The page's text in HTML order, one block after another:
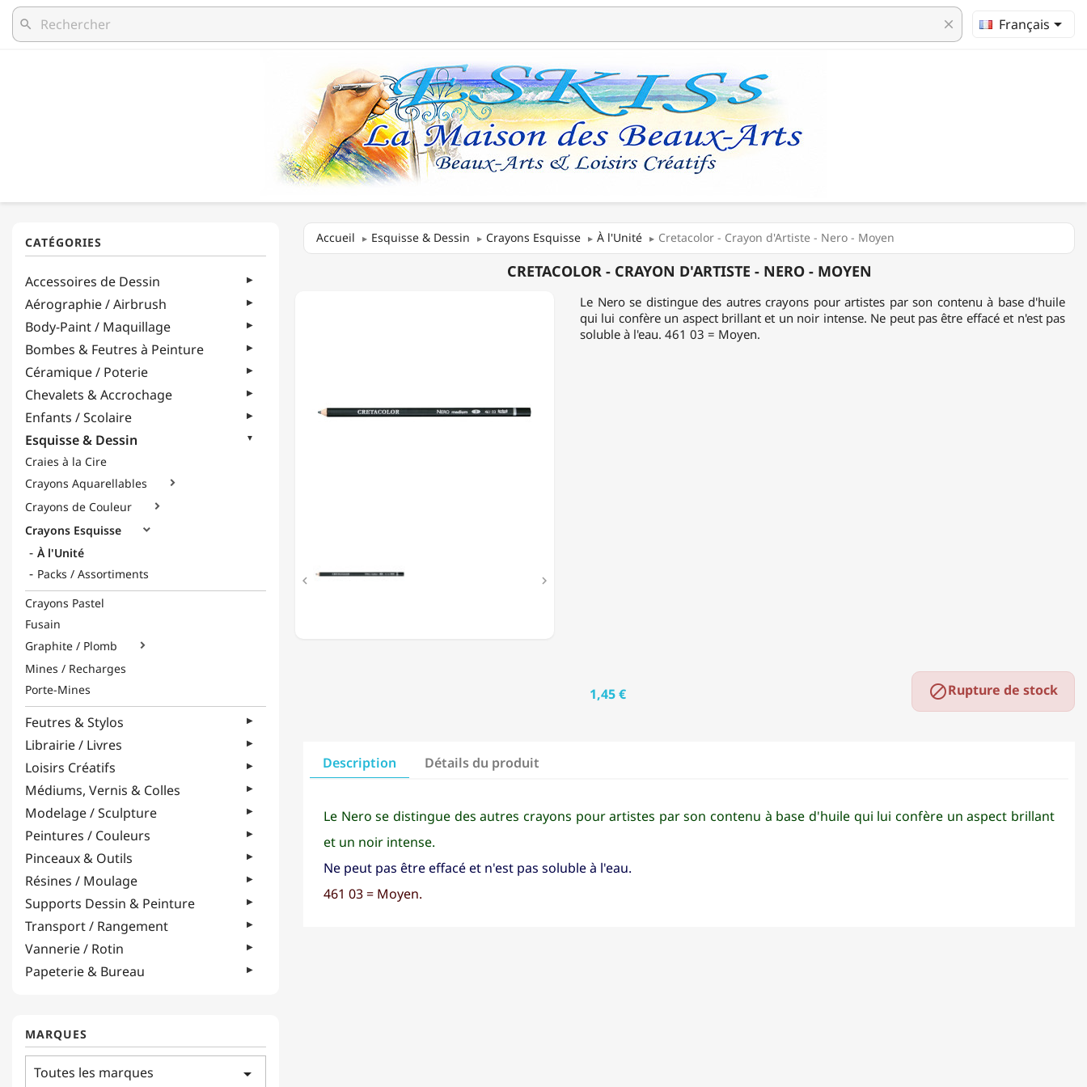
search clear Français
Accessoires de Dessin
Aérographie / Airbrush
Body-Paint / Maquillage
Bombes & Feutres à Peinture
Céramique / Poterie
Chevalets & Accrochage
Enfants / Scolaire
Esquisse & Dessin
Craies à la Cire
Crayons Aquarellables

Crayons de Couleur 
Crayons Esquisse 
À l'Unité
Packs / Assortiments
Crayons Pastel
Fusain
Graphite / Plomb

Mines / Recharges
Porte-Mines
Feutres & Stylos
Librairie / Livres
Loisirs Créatifs
Médiums, Vernis & Colles
Modelage / Sculpture
Peintures / Couleurs
Pinceaux & Outils
Résines / Moulage
Supports Dessin & Peinture
Transport / Rangement
Vannerie / Rotin
Papeterie & Bureau
MARQUES
Toutes les marques arrow_drop_down
Accueil Esquisse & Dessin Crayons Esquisse À l'Unité Cretacolor - Crayon d'Artiste - Nero - Moyen
CRETACOLOR - CRAYON D'ARTISTE - NERO - MOYEN
 
Le Nero se distingue des autres crayons pour artistes par son contenu à base d'huile
qui lui confère un aspect brillant et un noir intense. Ne peut pas être effacé et n'est pas
soluble à l'eau. 461 03 = Moyen.
1,45 € Rupture de stock
Description Détails du produit
Le Nero se distingue des autres crayons pour artistes par son contenu à base d'huile qui lui confère un aspect brillant
et un noir intense.
Ne peut pas être effacé et n'est pas soluble à l'eau.
461 03 = Moyen.